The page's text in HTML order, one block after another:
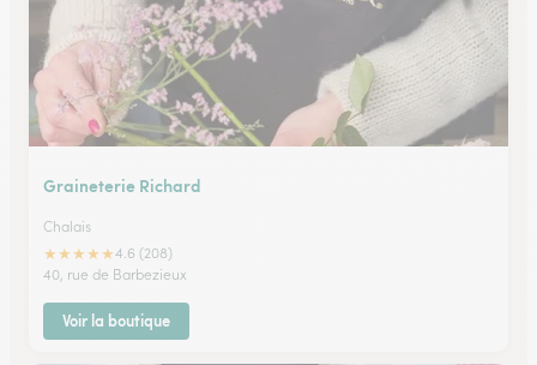
Graineterie Richard
Chalais
★★★★★4.6 (208)
40, rue de Barbezieux
Voir la boutique